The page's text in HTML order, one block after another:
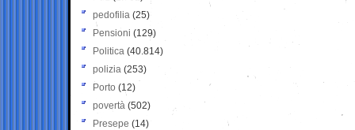
pedofilia (25)
Pensioni (129)
Politica (40.814)
polizia (253)
Porto (12)
povertà (502)
Presepe (14)